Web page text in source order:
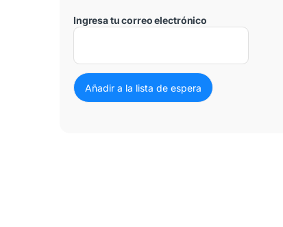
Ingresa tu correo electrónico